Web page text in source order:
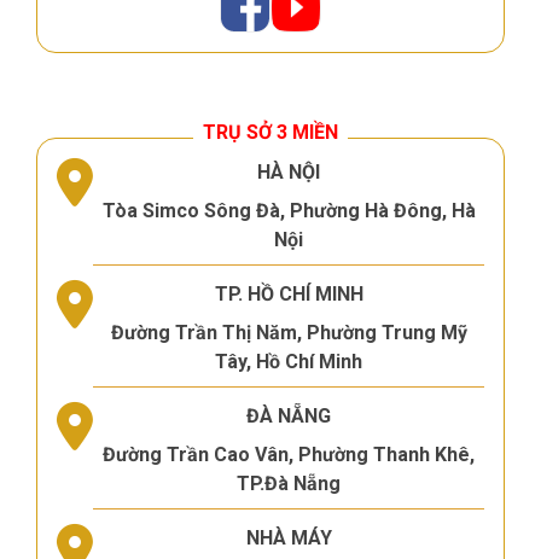
TRỤ SỞ 3 MIỀN
HÀ NỘI
Tòa Simco Sông Đà, Phường Hà Đông, Hà
Nội
TP. HỒ CHÍ MINH
Đường Trần Thị Năm, Phường Trung Mỹ
Tây, Hồ Chí Minh
ĐÀ NẴNG
Đường Trần Cao Vân, Phường Thanh Khê,
TP.Đà Nẵng
NHÀ MÁY